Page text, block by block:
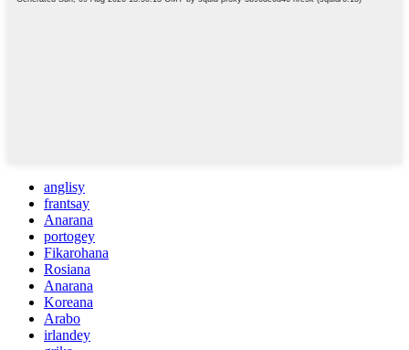
anglisy
frantsay
Anarana
portogey
Fikarohana
Rosiana
Anarana
Koreana
Arabo
irlandey